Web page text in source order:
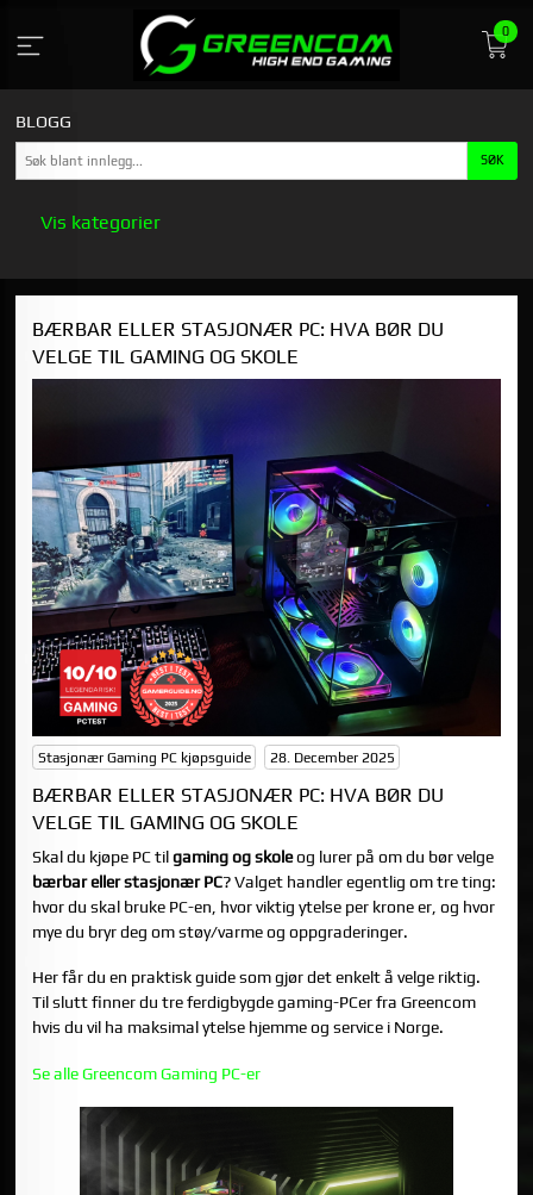
indhold
0
BLOGG
Vis kategorier
GREENCOM
STASJONÆR GAMING PC KJØPSGUIDE
BÆRBAR ELLER STASJONÆR PC: HVA BØR DU
VELGE TIL GAMING OG SKOLE
Stasjonær Gaming PC kjøpsguide 28. December 2025
BÆRBAR ELLER STASJONÆR PC: HVA BØR DU
VELGE TIL GAMING OG SKOLE
Skal du kjøpe PC tilgaming og skoleog lurer på om du bør velge
bærbar eller stasjonær PC? Valget handler egentlig om tre ting:
hvor du skal bruke PC-en, hvor viktig ytelse per krone er, og hvor
mye du bryr deg om støy/varme og oppgraderinger.
Her får du en praktisk guide som gjør det enkelt å velge riktig.
Til slutt finner du tre ferdigbygde gaming-PCer fra Greencom
hvis du vil ha maksimal ytelse hjemme og service i Norge.
Se alle Greencom Gaming PC-er